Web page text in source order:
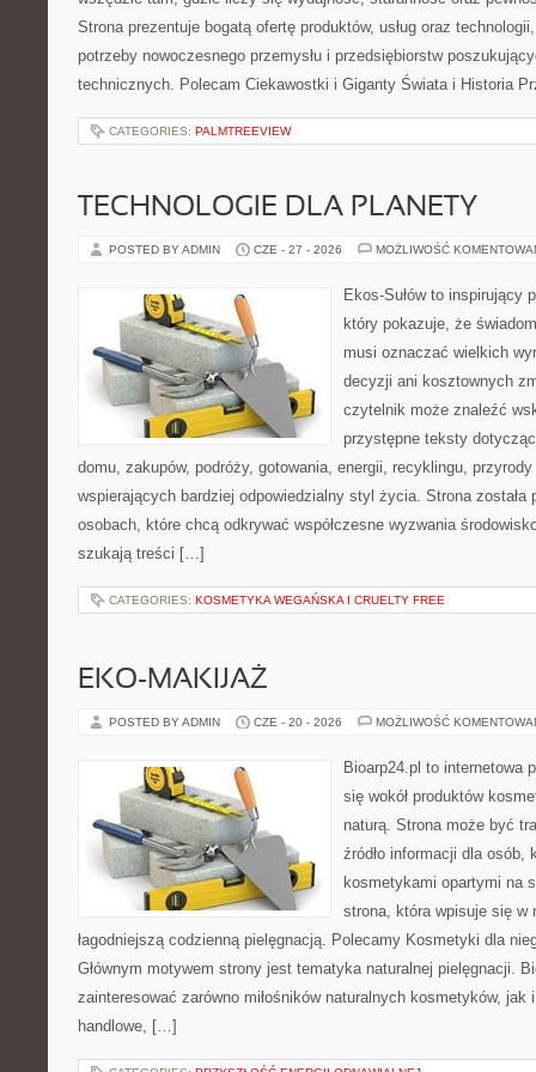
Strona prezentuje bogatą ofertę produktów, usług oraz
potrzeby nowoczesnego przemysłu i przedsiębiorstw
technicznych. Polecam Ciekawostki i Giganty Świata i Historia
CATEGORIES: PALMTREEVIEW
TECHNOLOGIE DLA PLANETY
POSTED BY ADMIN CZE - 27 - 2026 MOŻLIWOŚĆ
Ekos-Sułów to inspirujący
który pokazuje, że
musi oznaczać wielkich
decyzji ani kosztownych
czytelnik może znaleźć
przystępne teksty
domu, zakupów, podróży, gotowania, energii, recyklingu,
wspierających bardziej odpowiedzialny styl życia. Strona została
osobach, które chcą odkrywać współczesne wyzwania
szukają treści […]
CATEGORIES: KOSMETYKA WEGAŃSKA I CRUELTY FREE
EKO-MAKIJAŻ
POSTED BY ADMIN CZE - 20 - 2026 MOŻLIWOŚĆ
Bioarp24.pl to internetowa
się wokół produktów
naturą. Strona może być
źródło informacji dla osób,
kosmetykami opartymi na
strona, która wpisuje się w
łagodniejszą codzienną pielęgnacją. Polecamy Kosmetyki dla
Głównym motywem strony jest tematyka naturalnej pielęgnacji.
zainteresować zarówno miłośników naturalnych kosmetyków, jak
handlowe, […]